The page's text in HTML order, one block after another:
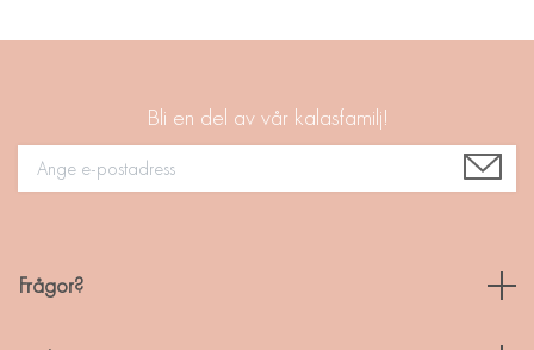
Bli en del av vår kalasfamilj!
Frågor?